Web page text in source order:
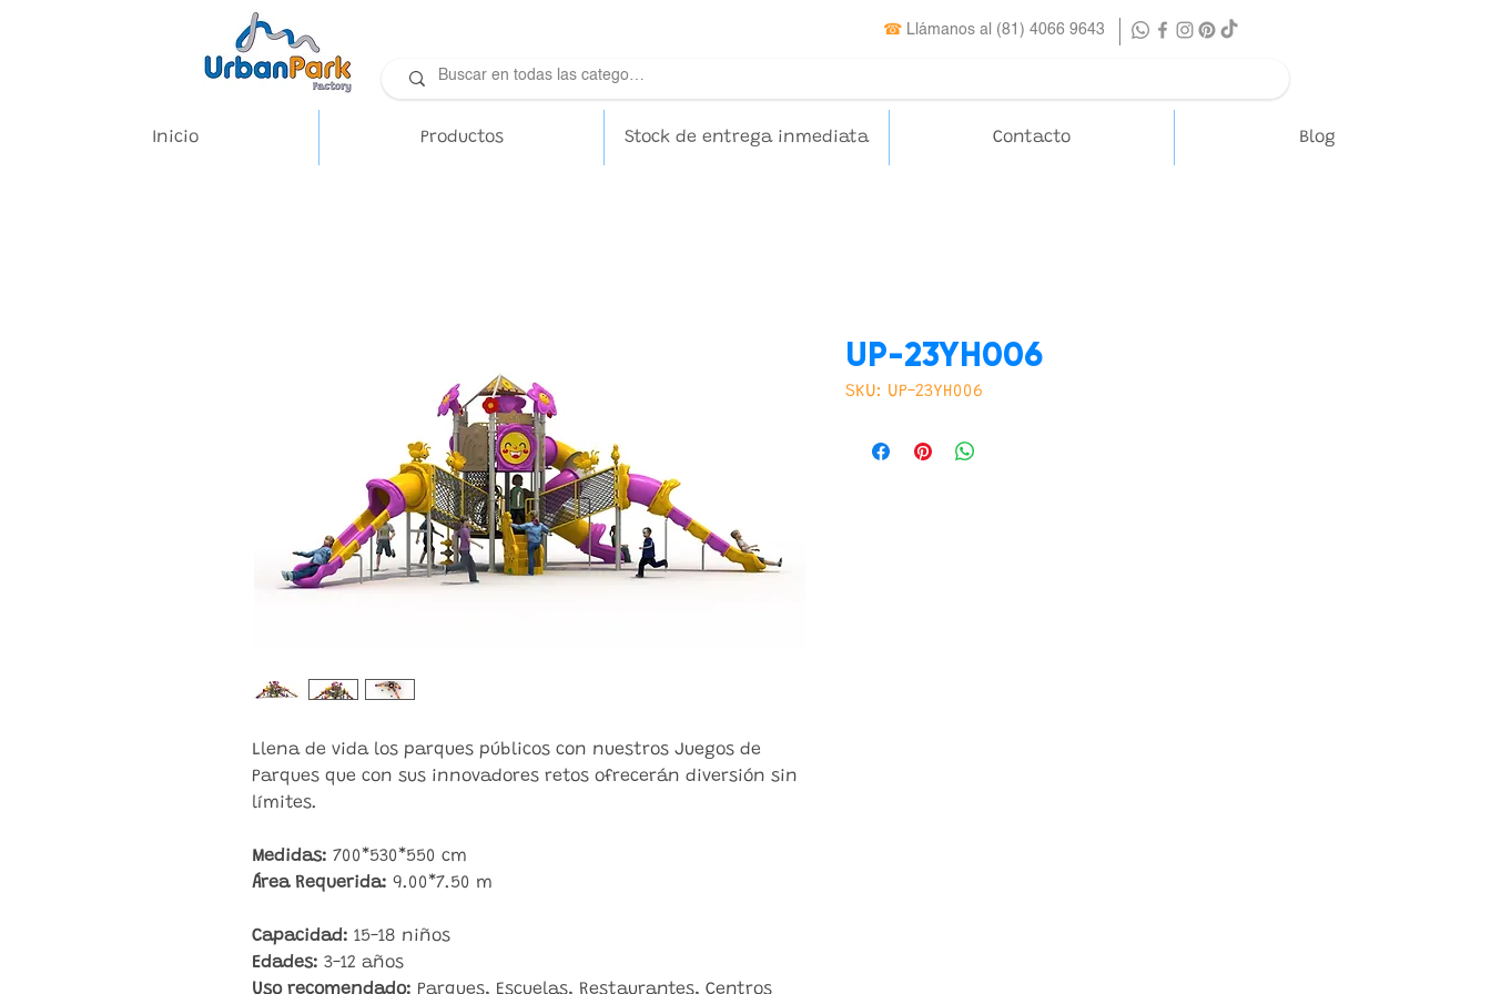
☎ Llámanos al (81) 4066 9643
Inicio Productos Stock de entrega inmediata Contacto Blog
Llena de vida los parques públicos con nuestros Juegos de
Parques que con sus innovadores retos ofrecerán diversión sin
límites.
Medidas: 700*530*550 cm
Área Requerida: 9.00*7.50 m
Capacidad: 15-18 niños
Edades: 3-12 años
Uso recomendado: Parques, Escuelas, Restaurantes, Centros
UP-23YH006
SKU: UP-23YH006